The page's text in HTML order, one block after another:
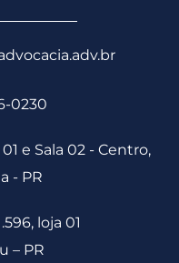
0230
e Sala 02 - Centro,
- PR
loja 01
– PR